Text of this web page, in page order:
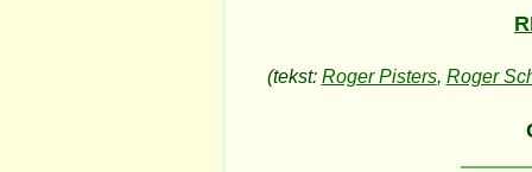
(tekst: Roger Pisters, Roger